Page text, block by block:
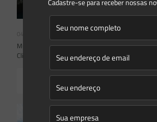
Mudanças climáticas, risco operacional e a
Clima 2026 para as hidrelétricas